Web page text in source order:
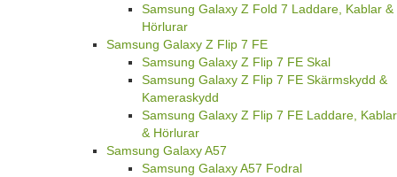
Samsung Galaxy Z Fold 7 Laddare, Kablar &
Hörlurar
Samsung Galaxy Z Flip 7 FE
Samsung Galaxy Z Flip 7 FE Skal
Samsung Galaxy Z Flip 7 FE Skärmskydd &
Kameraskydd
Samsung Galaxy Z Flip 7 FE Laddare, Kablar
& Hörlurar
Samsung Galaxy A57
Samsung Galaxy A57 Fodral